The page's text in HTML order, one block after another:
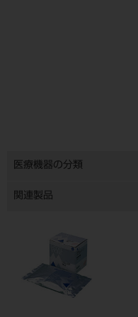
医療機器の分類
関連製品